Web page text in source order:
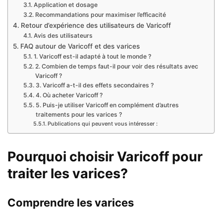
Application et dosage
Recommandations pour maximiser l’efficacité
Retour d’expérience des utilisateurs de Varicoff
Avis des utilisateurs
FAQ autour de Varicoff et des varices
1. Varicoff est-il adapté à tout le monde ?
2. Combien de temps faut-il pour voir des résultats avec
Varicoff ?
3. Varicoff a-t-il des effets secondaires ?
4. Où acheter Varicoff ?
5. Puis-je utiliser Varicoff en complément d’autres
traitements pour les varices ?
Publications qui peuvent vous intéresser :
Pourquoi choisir Varicoff pour
traiter les varices?
Comprendre les varices